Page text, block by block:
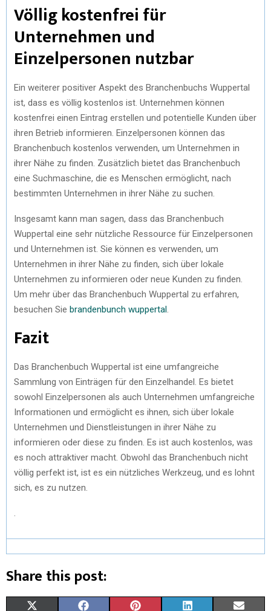
Völlig kostenfrei für
Unternehmen und
Einzelpersonen nutzbar
Ein weiterer positiver Aspekt des Branchenbuchs Wuppertal
ist, dass es völlig kostenlos ist. Unternehmen können
kostenfrei einen Eintrag erstellen und potentielle Kunden über
ihren Betrieb informieren. Einzelpersonen können das
Branchenbuch kostenlos verwenden, um Unternehmen in
ihrer Nähe zu finden. Zusätzlich bietet das Branchenbuch
eine Suchmaschine, die es Menschen ermöglicht, nach
bestimmten Unternehmen in ihrer Nähe zu suchen.
Insgesamt kann man sagen, dass das Branchenbuch
Wuppertal eine sehr nützliche Ressource für Einzelpersonen
und Unternehmen ist. Sie können es verwenden, um
Unternehmen in ihrer Nähe zu finden, sich über lokale
Unternehmen zu informieren oder neue Kunden zu finden.
Um mehr über das Branchenbuch Wuppertal zu erfahren,
besuchen Sie brandenbunch wuppertal
Fazit
Das Branchenbuch Wuppertal ist eine umfangreiche
Sammlung von Einträgen für den Einzelhandel. Es bietet
sowohl Einzelpersonen als auch Unternehmen umfangreiche
Informationen und ermöglicht es ihnen, sich über lokale
Unternehmen und Dienstleistungen in ihrer Nähe zu
informieren oder diese zu finden. Es ist auch kostenlos, was
es noch attraktiver macht. Obwohl das Branchenbuch nicht
völlig perfekt ist, ist es ein nützliches Werkzeug, und es lohnt
sich, es zu nutzen.
Share this post: